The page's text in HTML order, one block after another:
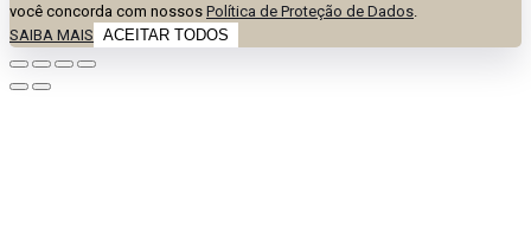
você concorda com nossos Política de Proteção de Dados
SAIBA MAIS ACEITAR TODOS